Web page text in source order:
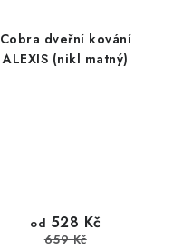
Cobra dveřní kování
ALEXIS (nikl matný)
od 528 Kč
659 Kč